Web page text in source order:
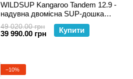
WILDSUP Kangaroo Tandem 12.9 -
надувна двомісна SUP-дошка
для сімейних прогулянок
49 020.00 грн
39 990.00 грн Купити
−10%